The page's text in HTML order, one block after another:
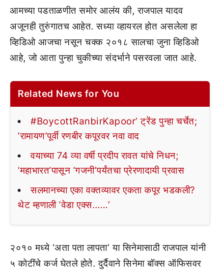
आमच्या पडताळणीत समोर आलंय की, राजपाल यादव
अजूनही तुरुंगातच आहेत. सध्या व्हायरल होत असलेला हा
व्हिडिओ आजचा नसून चक्क २०१८ सालचा जुना व्हिडिओ
आहे, जो आता पुन्हा चुकीच्या संदर्भाने पसरवला जात आहे.
Related News for You
#BoycottRanbirKapoor’ ट्रेंड पुन्हा चर्चेत;
‘रामायण’पूर्वी रणबीर कपूरवर नवा वाद
वयाच्या 74 व्या वर्षी प्रदीप रावत यांचे निधन;
‘महाभारत’पासून ‘गजनी’पर्यंतचा प्रेरणादायी प्रवास
सलमानच्या एका वक्तव्यावर एकता कपूर भडकली?
थेट म्हणाली ‘वेडा एक्स……’
२०१० मध्ये ‘अता पता लापता’ या सिनेमासाठी राजपाल यांनी
५ कोटींचे कर्ज घेतले होते. दुर्दैवाने सिनेमा बॉक्स ऑफिसवर